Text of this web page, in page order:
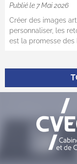
Publié le 7 Mai 2026
Créer des images
personnaliser, les
est la promesse des